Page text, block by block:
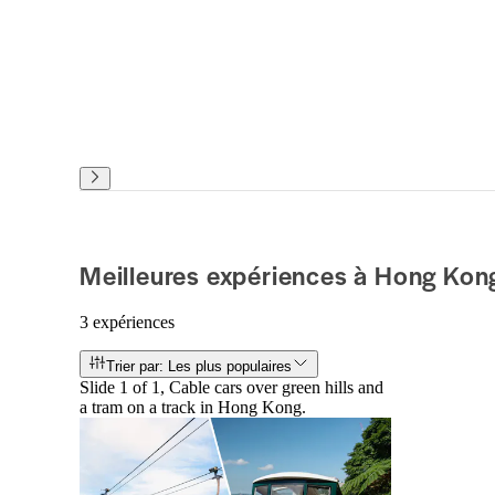
Meilleures expériences à Hong
3 expériences
Trier par: Les plus populaires
Slide 1 of 1, Cable cars over green hills and
a tram on a track in Hong Kong.